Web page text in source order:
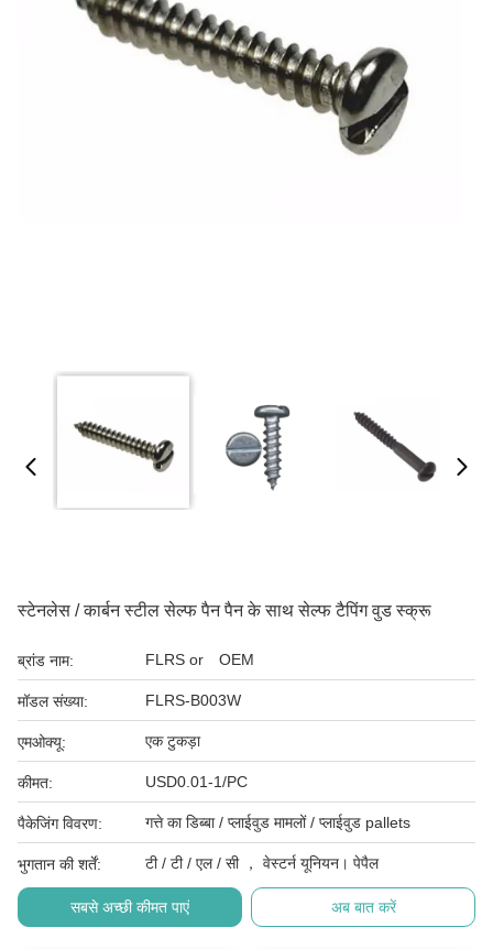
स्टेनलेस / कार्बन स्टील सेल्फ पैन पैन के साथ सेल्फ टैपिंग वुड स्क्रू
ब्रांड नाम: FLRS or OEM
मॉडल संख्या: FLRS-B003W
एमओक्यू: एक टुकड़ा
कीमत: USD0.01-1/PC
पैकेजिंग विवरण: गत्ते का डिब्बा / प्लाईवुड मामलों / प्लाईवुड pallets
भुगतान की शर्तें: टी / टी / एल / सी ， वेस्टर्न यूनियन। पेपैल
सबसे अच्छी कीमत पाएं अब बात करें